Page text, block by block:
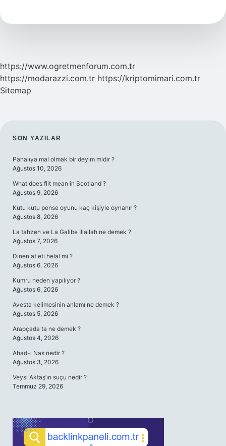
https://www.ogretmenforum.com.tr
https://modarazzi.com.tr https://kriptomimari.com.tr
Sitemap
SIDEBAR
SON YAZILAR
Pahalıya mal olmak bir deyim midir ?
Ağustos 10, 2026
What does flit mean in Scotland ?
Ağustos 9, 2026
Kutu kutu pense oyunu kaç kişiyle oynanır ?
Ağustos 8, 2026
La tahzen ve La Galibe İllallah ne demek ?
Ağustos 7, 2026
Dinen at eti helal mi ?
Ağustos 6, 2026
Kumru neden yapılıyor ?
Ağustos 6, 2026
Avesta kelimesinin anlamı ne demek ?
Ağustos 5, 2026
Arapçada ta ne demek ?
Ağustos 4, 2026
Ahad-ı Nas nedir ?
Ağustos 3, 2026
Veysi Aktaş’ın suçu nedir ?
Temmuz 29, 2026